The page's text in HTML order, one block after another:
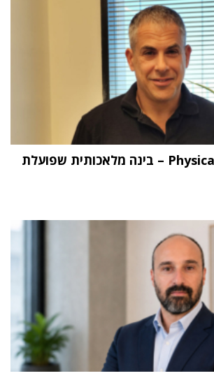
"העתיד הוא Physical AI – בינה מלאכותית שפועלת